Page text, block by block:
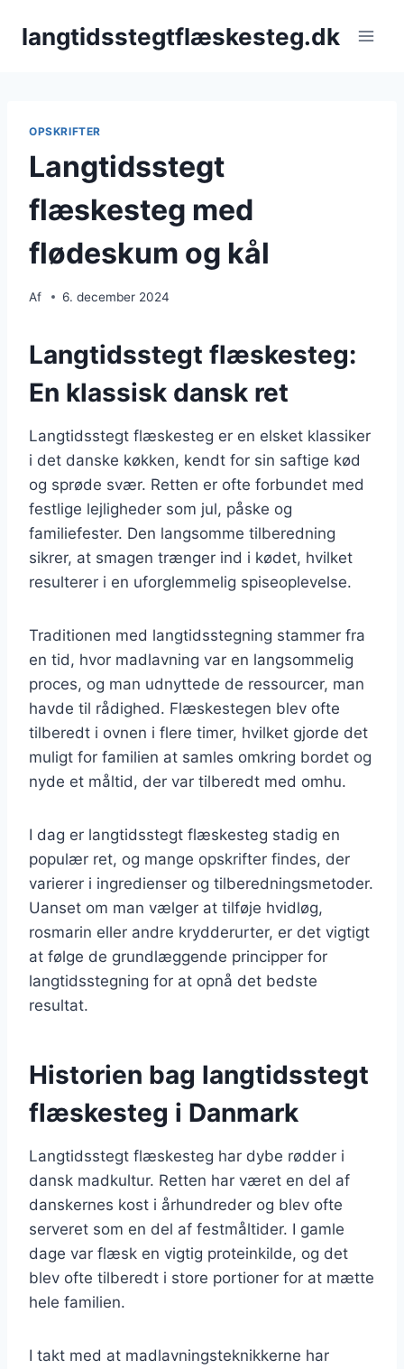
langtidsstegtflæskesteg.dk
OPSKRIFTER
Langtidsstegt
flæskesteg med
flødeskum og kål
Af 6. december 2024
Langtidsstegt flæskesteg:
En klassisk dansk ret
Langtidsstegt flæskesteg er en elsket klassiker
i det danske køkken, kendt for sin saftige kød
og sprøde svær. Retten er ofte forbundet med
festlige lejligheder som jul, påske og
familiefester. Den langsomme tilberedning
sikrer, at smagen trænger ind i kødet, hvilket
resulterer i en uforglemmelig spiseoplevelse.
Traditionen med langtidsstegning stammer fra
en tid, hvor madlavning var en langsommelig
proces, og man udnyttede de ressourcer, man
havde til rådighed. Flæskestegen blev ofte
tilberedt i ovnen i flere timer, hvilket gjorde det
muligt for familien at samles omkring bordet og
nyde et måltid, der var tilberedt med omhu.
I dag er langtidsstegt flæskesteg stadig en
populær ret, og mange opskrifter findes, der
varierer i ingredienser og tilberedningsmetoder.
Uanset om man vælger at tilføje hvidløg,
rosmarin eller andre krydderurter, er det vigtigt
at følge de grundlæggende principper for
langtidsstegning for at opnå det bedste
resultat.
Historien bag langtidsstegt
flæskesteg i Danmark
Langtidsstegt flæskesteg har dybe rødder i
dansk madkultur. Retten har været en del af
danskernes kost i århundreder og blev ofte
serveret som en del af festmåltider. I gamle
dage var flæsk en vigtig proteinkilde, og det
blev ofte tilberedt i store portioner for at mætte
hele familien.
I takt med at madlavningsteknikkerne har